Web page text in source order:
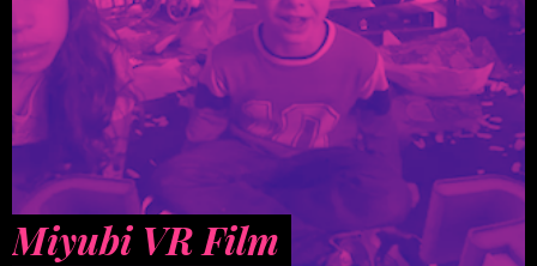
Miyubi VR Film